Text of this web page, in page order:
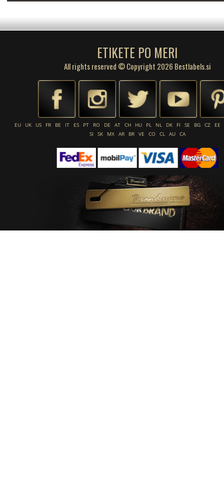
ETIKETE PO MERI
All rights reserved © Copyright 2026 Bestlabels.si
EU UK US FR BE IT ES PT RO DE AT CH HU PL NL DK FI SE BG CZ
EE
SI
SK MX AR BR VE CO CL AU CA